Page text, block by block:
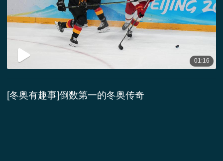
01:16
[冬奥有趣事]倒数第一的冬奥传奇